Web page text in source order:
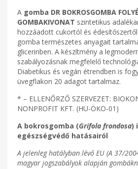
A gomba DR BOKROSGOMBA
GOMBAKIVONAT szintetikus
hozzáadott cukortól és
gomba természetes anyagait
glicerinben. A készítmény a
szabályozásnak megfelelő
Diabetikus és vegán étrendben is
üvegflakon 20 adagot tartalmaz.
* – ELLENŐRZŐ SZERVEZET:
NONPROFIT KFT. (HU-ÖKO-01)
A bokrosgomba (Grifola frondosa)
egészségvédő hatásairól
A jelenleg hatályban lévő EU (A 37/
magyar jogszabályok alapján